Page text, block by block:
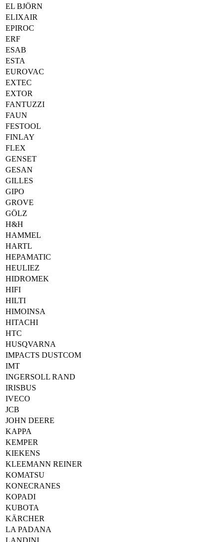
EL BJÖRN
ELIXAIR
EPIROC
ERF
ESAB
ESTA
EUROVAC
EXTEC
EXTOR
FANTUZZI
FAUN
FESTOOL
FINLAY
FLEX
GENSET
GESAN
GILLES
GIPO
GROVE
GÖLZ
H&H
HAMMEL
HARTL
HEPAMATIC
HEULIEZ
HIDROMEK
HIFI
HILTI
HIMOINSA
HITACHI
HTC
HUSQVARNA
IMPACTS DUSTCOM
IMT
INGERSOLL RAND
IRISBUS
IVECO
JCB
JOHN DEERE
KAPPA
KEMPER
KIEKENS
KLEEMANN REINER
KOMATSU
KONECRANES
KOPADI
KUBOTA
KÄRCHER
LA PADANA
LANDINI